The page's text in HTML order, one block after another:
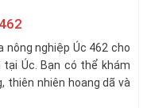
nông nghiệp Úc 462 cho
Úc. Bạn có thể khám
thiên nhiên hoang dã và